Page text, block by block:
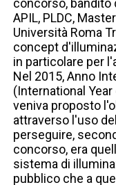
concorso, bandito
APIL, PLDC,
Università Roma
concept
in particolare per
Nel 2015, Anno
(International
veniva proposto
attraverso l'uso
perseguire,
concorso, era
sistema di
pubblico che a